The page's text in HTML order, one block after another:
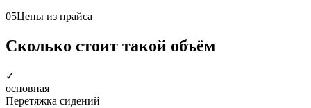
05Цены из прайса
Сколько стоит такой объём
✓
основная
Перетяжка сидений